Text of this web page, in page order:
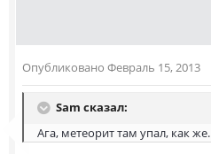
Опубликовано Февраль 15, 2013
Sam сказал:
Ага, метеорит там упал, как же.